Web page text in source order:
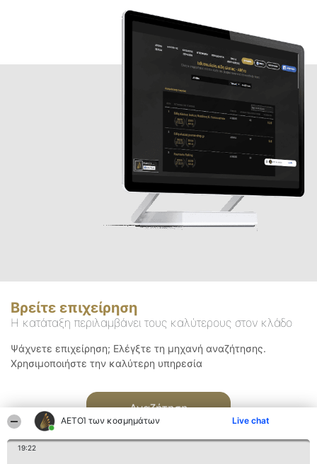
ΑΕΤΟΊ των κοσμημάτων Live chat
19:22
Βρείτε επιχείρηση
Η κατάταξη περιλαμβάνει τους καλύτερους στον κλάδο
Ψάχνετε επιχείρηση; Ελέγξτε τη μηχανή αναζήτησης.
Χρησιμοποιήστε την καλύτερη υπηρεσία
Αναζήτηση